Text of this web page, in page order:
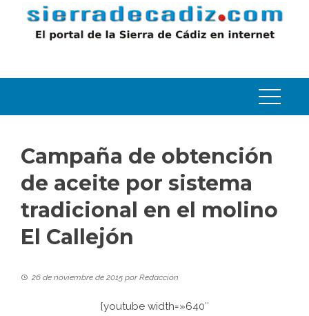
Campaña de obtención
de aceite por sistema
tradicional en el molino
El Callejón
26 de noviembre de 2015 porRedacción
[youtube width=»640″